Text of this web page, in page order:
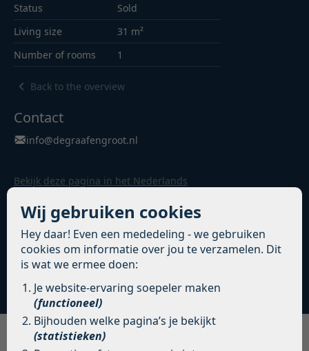
Wij gebruiken cookies
Hey daar! Even een mededeling - we gebruiken
cookies om informatie over jou te verzamelen. Dit
is wat we ermee doen:
Je website-ervaring soepeler maken
(functioneel)
Bijhouden welke pagina’s je bekijkt
(statistieken)
Back to the overview
Status
Sold
Living size
31 m²
Number of rooms
1
Contact
info@degraafengroot.nl
Bekijk deze pagina in het Nederlands
READ MORE